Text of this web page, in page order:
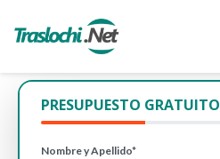
PRESUPUESTO GRATUITO
Nombre y Apellido*